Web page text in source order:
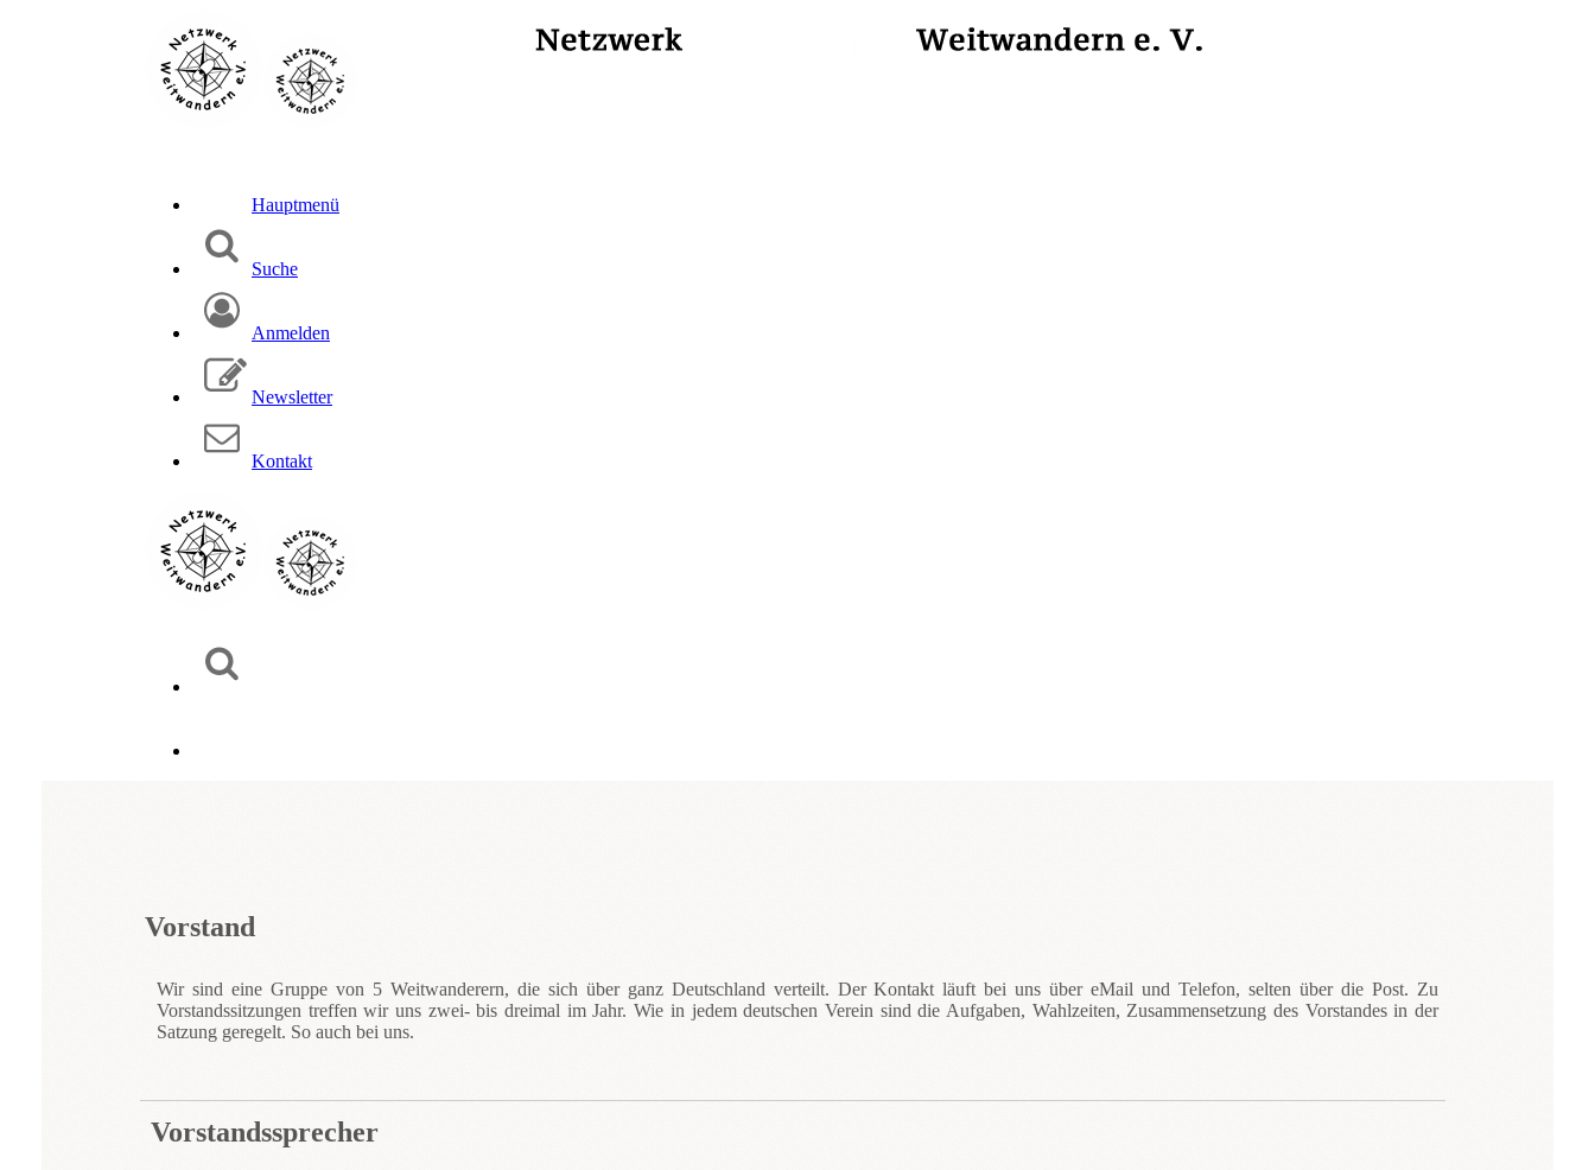
Hauptmenü
Suche
Anmelden
Newsletter
Kontakt
Vorstand
Wir sind eine Gruppe von 5 Weitwanderern, die sich über ganz Deutschland verteilt. Der Kontakt läuft bei uns über eMail und Telefon, selten über die Post. Zu
Vorstandssitzungen treffen wir uns zwei- bis dreimal im Jahr. Wie in jedem deutschen Verein sind die Aufgaben, Wahlzeiten, Zusammensetzung des Vorstandes in der
Satzung geregelt. So auch bei uns.
Vorstandssprecher